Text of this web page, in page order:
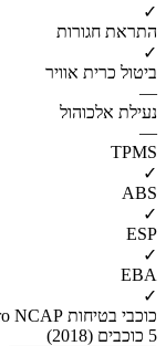
✓
התראת חגורות
✓
ביטול כרית אוויר
—
נעילת אלכוהול
—
TPMS
✓
ABS
✓
ESP
✓
EBA
✓
כוכבי בטיחות Euro NCAP
5 כוכבים (2018)